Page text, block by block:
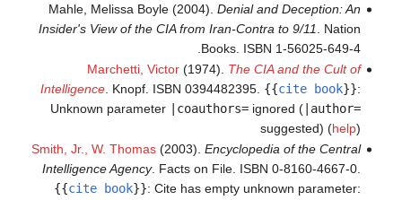
Mahle, Melissa Boyle (2004). Denial and Deception: An
Insider's View of the CIA from Iran-Contra to 9/11
. Nation
Books. ISBN 1-56025-649-4.
Marchetti, Victor(1974). The CIA and the Cult of
Intelligence. Knopf. ISBN 0394482395. {{cite book}}:
Unknown parameter
|coauthors=ignored (|author=
suggested) (help)
Smith, Jr., W. Thomas(2003). Encyclopedia of the Central
Intelligence Agency. Facts on File. ISBN 0-8160-4667-0.
{{cite book}}: Cite has empty unknown parameter: